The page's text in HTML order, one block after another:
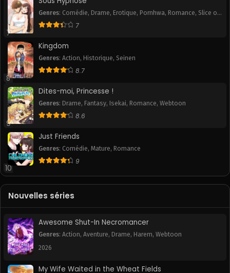
7
Genres: Comédie, Drame, Erotique, Pornhwa, Romance, Slice of
Life,Smut 7
8
Kingdom
Genres: Action, Historique, Seinen
8.7
9
Dites-moi, Princesse !
Genres: Drame, Fantasy, Isekai, Romance, Webtoon
8.6
10
Just Friends
Genres: Comédie, Mature, Romance
9
Nouvelles séries
Awesome Shut-In Necromancer
Genres: Action, Aventure, Drame, Harem, Webtoon
2026
My Wife Waited in the Wheat Fields